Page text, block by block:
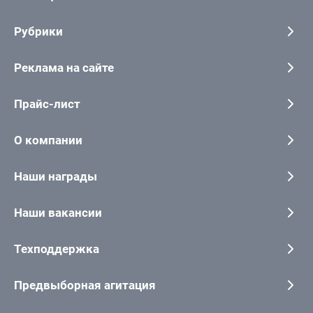
Рубрики
Реклама на сайте
Прайс-лист
О компании
Наши награды
Наши вакансии
Техподдержка
Предвыборная агитация